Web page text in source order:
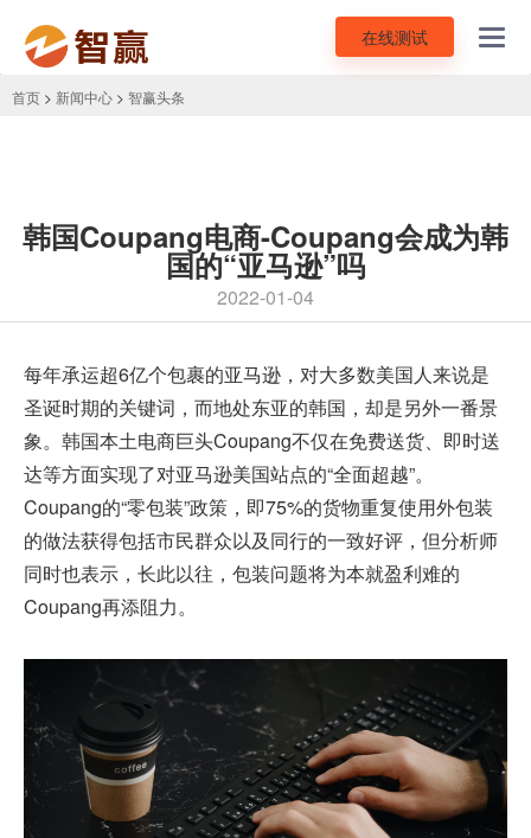
在线测试
首页 > 新闻中心 > 智赢头条
韩国Coupang电商-Coupang会成为韩
国的“亚马逊”吗
2022-01-04
每年承运超6亿个包裹的亚马逊，对大多数美国人来说是
圣诞时期的关键词，而地处东亚的韩国，却是另外一番景
象。韩国本土电商巨头Coupang不仅在免费送货、即时送
达等方面实现了对亚马逊美国站点的“全面超越”。
Coupang的“零包装”政策，即75%的货物重复使用外包装
的做法获得包括市民群众以及同行的一致好评，但分析师
同时也表示，长此以往，包装问题将为本就盈利难的
Coupang再添阻力。